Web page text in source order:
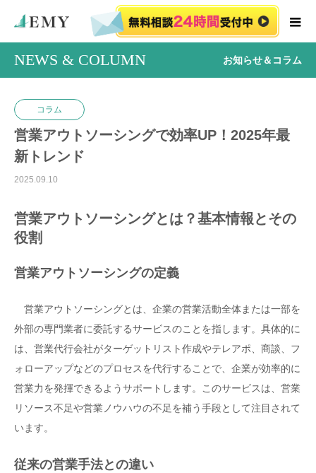
NEWS & COLUMN お知らせ＆コラム
コラム
営業アウトソーシングで効率UP！2025年最
新トレンド
2025.09.10
営業アウトソーシングとは？基本情報とその
役割
営業アウトソーシングの定義
営業アウトソーシングとは、企業の営業活動全体または一部を
外部の専門業者に委託するサービスのことを指します。具体的に
は、営業代行会社がターゲットリスト作成やテレアポ、商談、フ
ォローアップなどのプロセスを代行することで、企業が効率的に
営業力を発揮できるようサポートします。このサービスは、営業
リソース不足や営業ノウハウの不足を補う手段として注目されて
います。
従来の営業手法との違い